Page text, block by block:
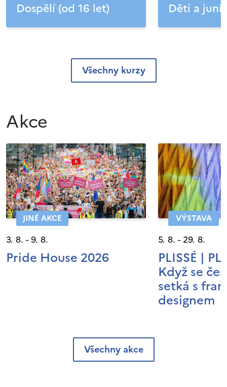
Dospělí (od 16 let) Děti a
Všechny kurzy
Akce
JINÉ AKCE
3. 8. - 9. 8.
Pride House 2026
VÝSTAVA
5. 8. - 29. 8.
PLISSÉ |
Když se
setká s
designem
Všechny akce